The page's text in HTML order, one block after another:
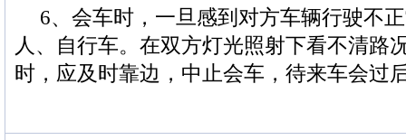
6、会车时，一旦感到对方车辆行驶不
人、自行车。在双方灯光照射下看不清路
时，应及时靠边，中止会车，待来车会过